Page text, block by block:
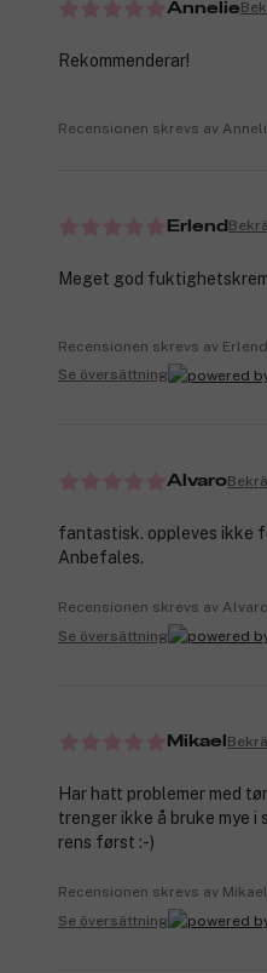
Annelie
Rekommenderar!
Recensionen skrevs av
Erlend
Meget god
Recensionen skrevs av
Se översättning
Alvaro
fantastisk. oppleves ikke
Anbefales.
Recensionen skrevs av
Se översättning
Mikael
Har hatt problemer med
trenger ikke å bruke mye i
rens først :-)
Recensionen skrevs av
Se översättning